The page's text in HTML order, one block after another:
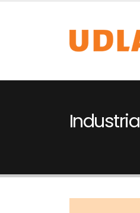
Industria